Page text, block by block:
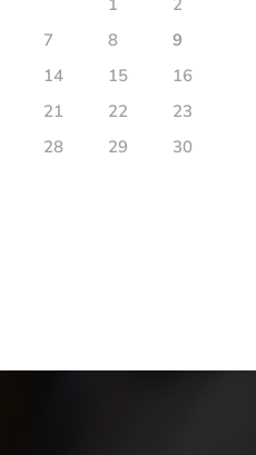
1
2
7 8
9
14 15
16
21 22
23
28 29
30